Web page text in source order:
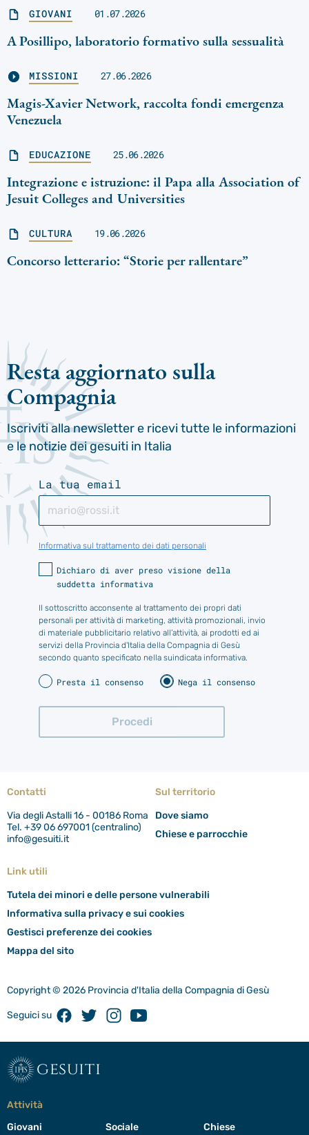
GIOVANI 01.07.2026
A Posillipo, laboratorio formativo sulla sessualità
MISSIONI 27.06.2026
Magis-Xavier Network, raccolta fondi emergenza
Venezuela
EDUCAZIONE 25.06.2026
Integrazione e istruzione: il Papa alla Association of
Jesuit Colleges and Universities
CULTURA 19.06.2026
Concorso letterario: “Storie per rallentare”
Resta aggiornato sulla
Compagnia
Iscriviti alla newsletter e ricevi tutte le informazioni
e le notizie dei gesuiti in Italia
La tua email
Informativa sul trattamento dei dati personali
Dichiaro di aver preso visione della
suddetta informativa
Il sottoscritto acconsente al trattamento dei propri dati
personali per attività di marketing, attività promozionali, invio
di materiale pubblicitario relativo all’attività, ai prodotti ed ai
servizi della Provincia d'Italia della Compagnia di Gesù
secondo quanto specificato nella suindicata informativa.
Presta il consenso Nega il consenso
Contatti
Via degli Astalli 16 - 00186 Roma
Tel. +39 06 697001 (centralino)
info@gesuiti.it
Sul territorio
Dove siamo
Chiese e parrocchie
Link utili
Tutela dei minori e delle persone vulnerabili
Informativa sulla privacy e sui cookies
Gestisci preferenze dei cookies
Mappa del sito
Copyright © 2026 Provincia d'Italia della Compagnia di Gesù
Seguici su FacebookTwitterInstagramYoutube
gesuiti
Attività
Giovani
Sociale Chiese